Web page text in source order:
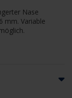
Nase
mm. Variable